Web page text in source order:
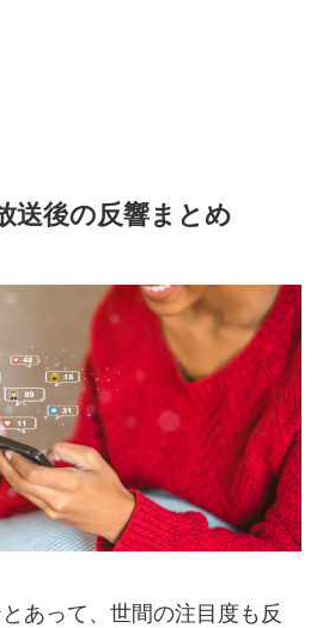
送後の反響まとめ
あって、世間の注目度も反